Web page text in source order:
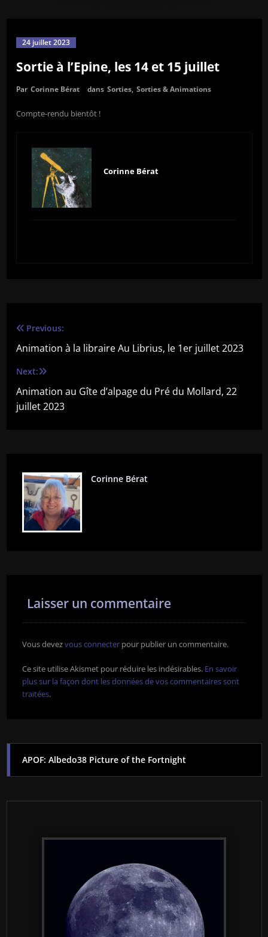
24 juillet 2023
Sortie à l’Epine, les 14 et 15 juillet
Par Corinne Bérat dans Sorties, Sorties & Animations
Compte-rendu bientôt !
Corinne Bérat
Navigation
de
l’article
Previous:
Animation à la libraire Au Librius, le 1er juillet 2023
Next:
Animation au Gîte d’alpage du Pré du Mollard, 22
juillet 2023
Corinne Bérat
Laisser un commentaire
Vous devezvous connecterpour publier un commentaire.
Ce site utilise Akismet pour réduire les indésirables. En savoir
plus sur la façon dont les données de vos commentaires sont
traitées.
APOF: Albedo38 Picture of the Fortnight